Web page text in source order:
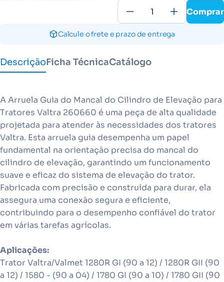
Comprar
Calcule o frete e prazo de entrega
DescriçãoFicha TécnicaCatálogo
A Arruela Guia do Mancal do Cilindro de Elevação para
Tratores Valtra 260660 é uma peça de alta qualidade
projetada para atender às necessidades dos tratores
Valtra. Esta arruela guia desempenha um papel
fundamental na orientação precisa do mancal do
cilindro de elevação, garantindo um funcionamento
suave e eficaz do sistema de elevação do trator.
Fabricada com precisão e construída para durar, ela
assegura uma conexão segura e eficiente,
contribuindo para o desempenho confiável do trator
em várias tarefas agrícolas.
Aplicações:
Trator Valtra/Valmet 1280R GI (90 a 12) / 1280R GII (90
a 12) / 1580 - (90 a 04) / 1780 GI (90 a 10) / 1780 GII (90